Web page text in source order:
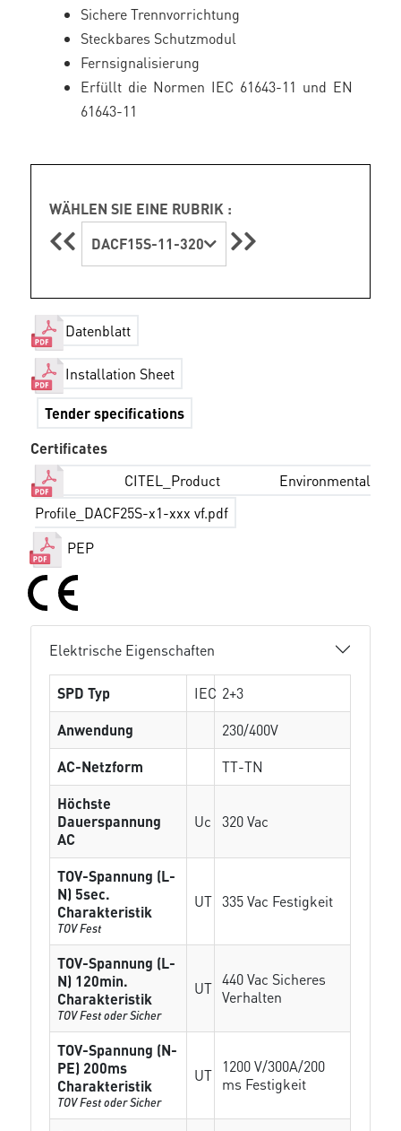
Sichere Trennvorrichtung
Steckbares Schutzmodul
Fernsignalisierung
Erfüllt die Normen IEC 61643-11 und EN
61643-11
WÄHLEN SIE EINE RUBRIK :
DACF15S-11-320
Datenblatt
Installation Sheet
Tender specifications
Certificates
CITEL_Product Environmental
Profile_DACF25S-x1-xxx vf.pdf
PEP
Elektrische Eigenschaften
SPD Typ IEC 2+3
Anwendung
230/400V
AC-Netzform
TT-TN
Höchste
Dauerspannung
AC
Uc 320 Vac
TOV-Spannung (L-
N) 5sec.
Charakteristik
TOV Fest
UT 335 Vac Festigkeit
TOV-Spannung (L-
N) 120min.
Charakteristik
TOV Fest oder Sicher
UT 440 Vac Sicheres
Verhalten
TOV-Spannung (N-
PE) 200ms
Charakteristik
TOV Fest oder Sicher
UT
1200 V/300A/200
ms Festigkeit